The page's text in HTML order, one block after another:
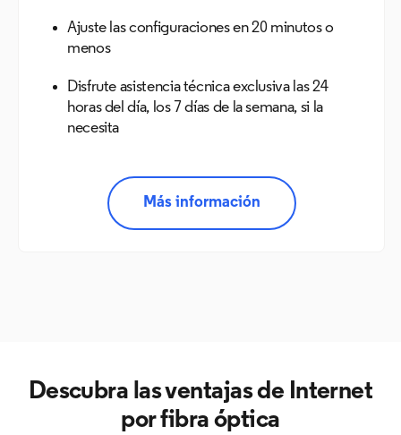
Ajuste las configuraciones en 20 minutos o
menos
Disfrute asistencia técnica exclusiva las 24
horas del día, los 7 días de la semana, si la
necesita
Más información
Descubra las ventajas de Internet
por fibra óptica